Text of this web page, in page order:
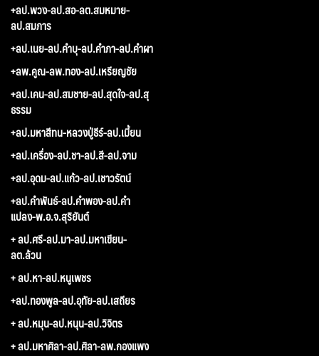
+ลป.พวง-ลป.สอ-ลต.สมหมาย-
ลป.สมภาร
+ลป.เนย-ลป.คำบุ-ลป.คำภา-ลป.คำผา
+ลพ.คูณ-ลพ.ทอง-ลป.เหรียญชัย
+ลป.เคน-ลป.สมชาย-ลป.สุดใจ-ลป.สุ
ธรรม
+ลป.มหาสีทน-หลวงปู่ธีร์-ลป.เมี้ยน
+ลป.เครื่อง-ลป.ชา-ลป.สี-ลป.จาม
+ลป.อุดม-ลป.แก้ว-ลป.เชาวรัตน์
+ลป.คำพันธ์-ลป.คำพอง-ลป.คำ
แปลง-พ.อ.จ.สุริยันต์
+ ลป.ศรี-ลป.มา-ลป.มหาเขียน-
ลต.ล้วน
+ ลป.หา-ลป.หนูเพชร
+ลป.ทองพูล-ลป.อุทัย-ลป.เสถียร
+ ลป.หมุน-ลป.หนุน-ลป.วิจิตร
+ ลป.มหาศิลา-ลป.ศิลา-ลพ.กองแพง